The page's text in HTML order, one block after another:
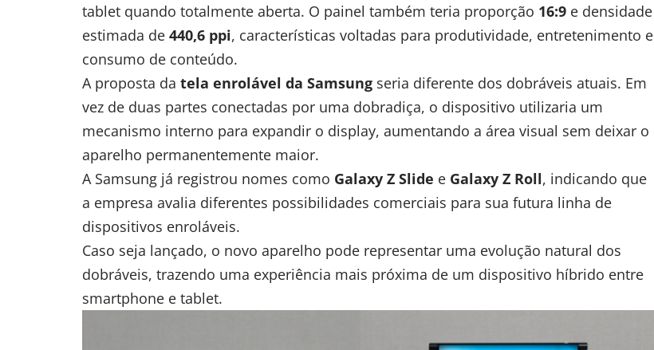
tablet quando totalmente aberta. O painel também teria proporção 16:9 e densidade
estimada de 440,6 ppi, características voltadas para produtividade, entretenimento e
consumo de conteúdo.
A proposta da tela enrolável da Samsung seria diferente dos dobráveis atuais. Em
vez de duas partes conectadas por uma dobradiça, o dispositivo utilizaria um
mecanismo interno para expandir o display, aumentando a área visual sem deixar o
aparelho permanentemente maior.
A Samsung já registrou nomes como Galaxy Z Slide e Galaxy Z Roll, indicando que
a empresa avalia diferentes possibilidades comerciais para sua futura linha de
dispositivos enroláveis.
Caso seja lançado, o novo aparelho pode representar uma evolução natural dos
dobráveis, trazendo uma experiência mais próxima de um dispositivo híbrido entre
smartphone e tablet.